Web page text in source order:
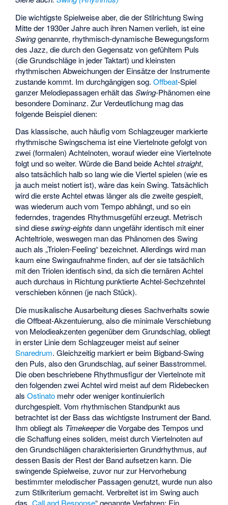
Die wichtigste Spielweise aber, die der Stilrichtung Swing
Mitte der 1930er Jahre auch ihren Namen verlieh, ist eine
Swinggenannte, rhythmisch-dynamische Bewegungsform
des Jazz, die durch den Gegensatz von gefühltem Puls
(die Grundschläge in jeder Taktart) und kleinsten
rhythmischen Abweichungen der Einsätze der Instrumente
zustande kommt. Im durchgängigen sog.Offbeat-Spiel
ganzer Melodiepassagen erhält dasSwing-Phänomen eine
besondere Dominanz. Zur Verdeutlichung mag das
folgende Beispiel dienen:
Das klassische, auch häufig vom Schlagzeuger markierte
rhythmische Swingschema ist eine Viertelnote gefolgt von
zwei (formalen) Achtelnoten, worauf wieder eine Viertelnote
folgt und so weiter. Würde die Band beide Achtelstraight,
also tatsächlich halb so lang wie die Viertel spielen (wie es
ja auch meist notiert ist), wäre das kein Swing. Tatsächlich
wird die erste Achtel etwas länger als die zweite gespielt,
was wiederum auch vom Tempo abhängt, und so ein
federndes, tragendes Rhythmusgefühl erzeugt. Metrisch
sind dieseswing-eights dann ungefähr identisch mit einer
Achteltriole, weswegen man das Phänomen des Swing
auch als „Triolen-Feeling“ bezeichnet. Allerdings wird man
kaum eine Swingaufnahme finden, auf der sie tatsächlich
mit den Triolen identisch sind, da sich die ternären Achtel
auch durchaus in Richtung punktierte Achtel-Sechzehntel
verschieben können (je nach Stück).
Die musikalische Ausarbeitung dieses Sachverhalts sowie
die Offbeat-Akzentuierung, also die minimale Verschiebung
von Melodieakzenten gegenüber dem Grundschlag, obliegt
in erster Linie dem Schlagzeuger meist auf seiner
Snaredrum. Gleichzeitig markiert er beim Bigband-Swing
den Puls, also den Grundschlag, auf seiner Basstrommel.
Die oben beschriebene Rhythmusfigur der Viertelnote mit
den folgenden zwei Achtel wird meist auf dem Ridebecken
alsOstinato mehr oder weniger kontinuierlich
durchgespielt. Vom rhythmischen Standpunkt aus
betrachtet ist der Bass das wichtigste Instrument der Band.
Ihm obliegt als Timekeeperdie Vorgabe des Tempos und
die Schaffung eines soliden, meist durch Viertelnoten auf
den Grundschlägen charakterisierten Grundrhythmus, auf
dessen Basis der Rest der Band aufsetzen kann. Die
swingende Spielweise, zuvor nur zur Hervorhebung
bestimmter melodischer Passagen genutzt, wurde nun also
zum Stilkriterium gemacht. Verbreitet ist im Swing auch
das „Call and Response“ genannte Verfahren: Ein